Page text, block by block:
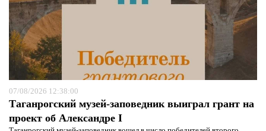
07/08/2026 12:38:00
Таганрогский музей-заповедник выиграл грант на
проект об Александре I